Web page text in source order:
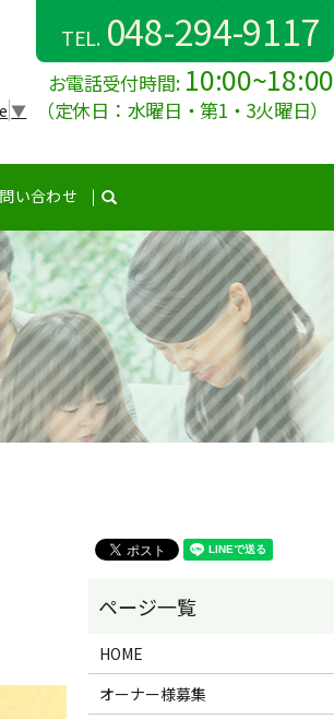
TEL. 048-294-9117
お電話受付時間: 10:00~18:00
（定休日：水曜日・第1・3火曜日）
▼
い合わせ search
HOME
オーナー様募集